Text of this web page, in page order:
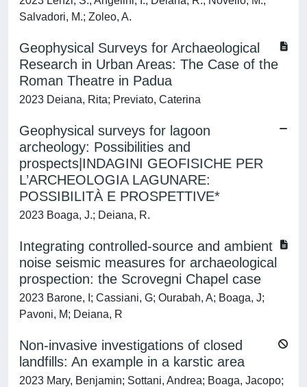
Salvadori, M.; Zoleo, A.
Geophysical Surveys for Archaeological
Research in Urban Areas: The Case of the
Roman Theatre in Padua
2023 Deiana, Rita; Previato, Caterina
Geophysical surveys for lagoon
archeology: Possibilities and
prospects|INDAGINI GEOFISICHE PER
L’ARCHEOLOGIA LAGUNARE:
POSSIBILITÀ E PROSPETTIVE*
2023 Boaga, J.; Deiana, R.
Integrating controlled-source and ambient
noise seismic measures for archaeological
prospection: the Scrovegni Chapel case
2023 Barone, I; Cassiani, G; Ourabah, A; Boaga, J;
Pavoni, M; Deiana, R
Non-invasive investigations of closed
landfills: An example in a karstic area
2023 Mary, Benjamin; Sottani, Andrea; Boaga, Jacopo;